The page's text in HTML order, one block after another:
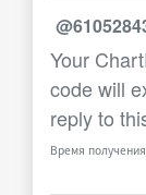
Your
code will
reply to
Время